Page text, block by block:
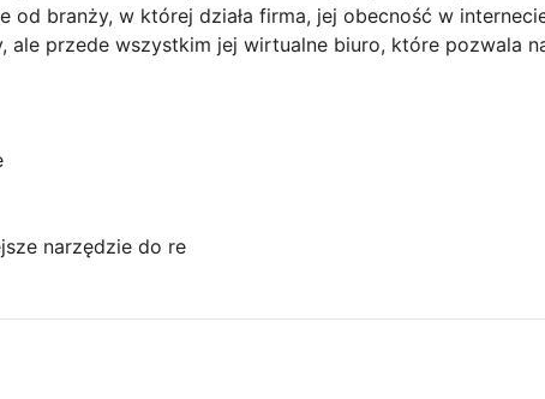
od branży, w której działa firma, jej obecność w
przede wszystkim jej wirtualne biuro, które pozwala
narzędzie do re